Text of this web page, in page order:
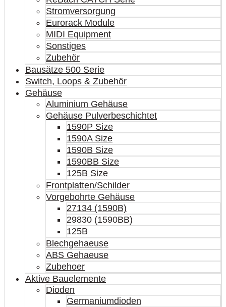
Stromversorgung
Eurorack Module
MIDI Equipment
Sonstiges
Zubehör
Bausätze 500 Serie
Switch, Loops & Zubehör
Gehäuse
Aluminium Gehäuse
Gehäuse Pulverbeschichtet
1590P Size
1590A Size
1590B Size
1590BB Size
125B Size
Frontplatten/Schilder
Vorgebohrte Gehäuse
27134 (1590B)
29830 (1590BB)
125B
Blechgehaeuse
ABS Gehaeuse
Zubehoer
Aktive Bauelemente
Dioden
Germaniumdioden